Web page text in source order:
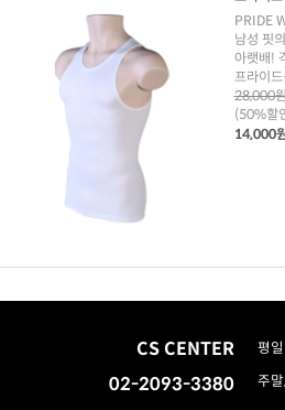
PRIDE
남성 핏
아랫배!
프라이
28,000
(50%할
14,000
CS CENTER
02-2093-3380
평
주